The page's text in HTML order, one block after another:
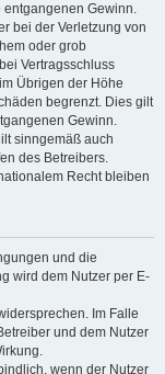
Gewinn.
bei der Verletzung von
oder grob
Vertragsschluss
Übrigen der Höhe
begrenzt. Dies gilt
Gewinn.
sinngemäß auch
des Betreibers.
Recht bleiben
und die
wird dem Nutzer per E-
Im Falle
und dem Nutzer
wenn der Nutzer